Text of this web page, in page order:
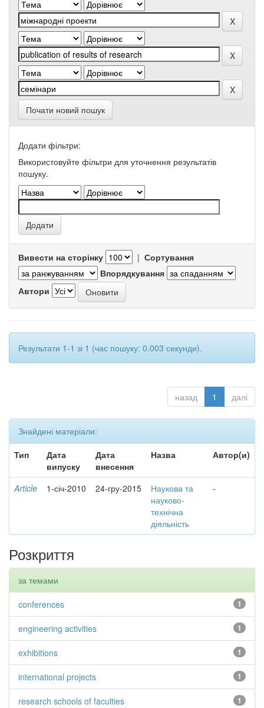
Почати новий пошук
Додати фільтри:
Використовуйте фільтри для уточнення результатів
пошуку.
Вивести на сторінку | Сортування
Впорядкування
Автори
Результати 1-1 зі 1 (час пошуку: 0.003 секунди).
назад 1 далі
Знайдені матеріали:
Тип
Дата
випуску
Дата
внесення
Назва Автор(и)
Article 1-січ-2010 24-гру-2015
Наукова та
науково-
технічна
діяльність
-
Розкриття
за темами
1
conferences
1
engineering activities
1
exhibitions
1
international projects
1
research schools of faculties